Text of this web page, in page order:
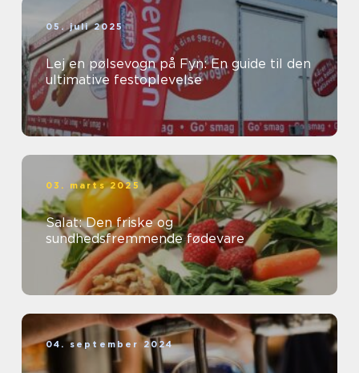
05. juli 2025
Lej en pølsevogn på Fyn: En guide til den
ultimative festoplevelse
03. marts 2025
Salat: Den friske og
sundhedsfremmende fødevare
04. september 2024